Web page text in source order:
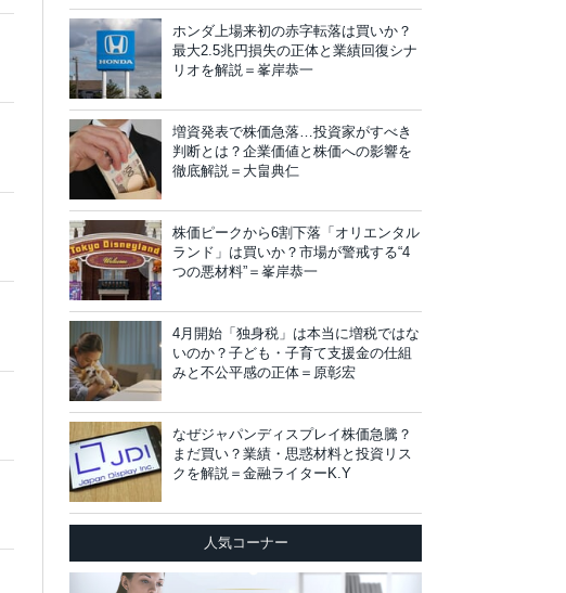
ホンダ上場来初の赤字転落は買いか？
最大2.5兆円損失の正体と業績回復シナ
リオを解説＝峯岸恭一
増資発表で株価急落…投資家がすべき
判断とは？企業価値と株価への影響を
徹底解説＝大畠典仁
株価ピークから6割下落「オリエンタル
ランド」は買いか？市場が警戒する“4
つの悪材料”＝峯岸恭一
4月開始「独身税」は本当に増税ではな
いのか？子ども・子育て支援金の仕組
みと不公平感の正体＝原彰宏
なぜジャパンディスプレイ株価急騰？
まだ買い？業績・思惑材料と投資リス
クを解説＝金融ライターK.Y
人気コーナー